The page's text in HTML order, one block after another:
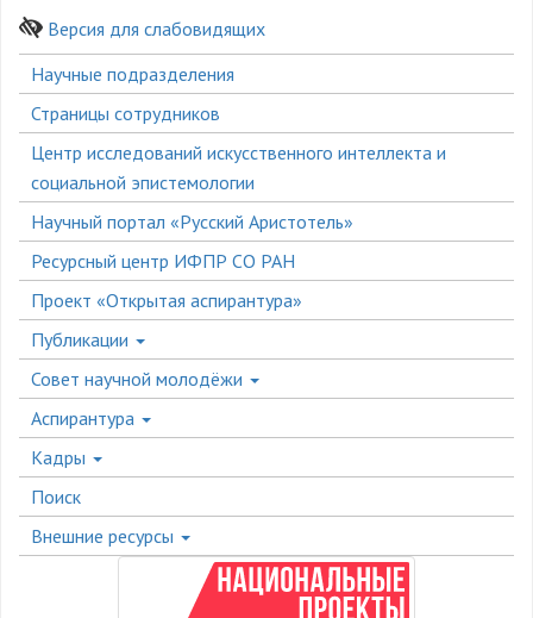
Версия для слабовидящих
Боковое
меню
Научные подразделения
Страницы сотрудников
Центр исследований искусственного интеллекта и
социальной эпистемологии
Научный портал «Русский Аристотель»
Ресурсный центр ИФПР СО РАН
Проект «Открытая аспирантура»
Публикации
Совет научной молодёжи
Аспирантура
Кадры
Поиск
Внешние ресурсы